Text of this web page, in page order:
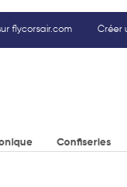
flycorsair.com Créer
Confiseries